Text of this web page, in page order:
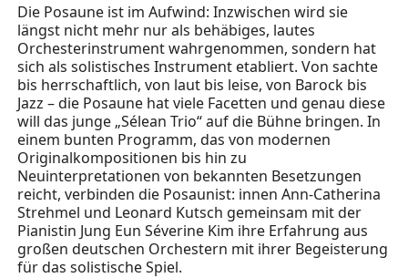
Die Posaune ist im Aufwind: Inzwischen wird sie
längst nicht mehr nur als behäbiges, lautes
Orchesterinstrument wahrgenommen, sondern hat
sich als solistisches Instrument etabliert. Von sachte
bis herrschaftlich, von laut bis leise, von Barock bis
Jazz – die Posaune hat viele Facetten und genau diese
will das junge „Sélean Trio“ auf die Bühne bringen. In
einem bunten Programm, das von modernen
Originalkompositionen bis hin zu
Neuinterpretationen von bekannten Besetzungen
reicht, verbinden die Posaunist: innen Ann-Catherina
Strehmel und Leonard Kutsch gemeinsam mit der
Pianistin Jung Eun Séverine Kim ihre Erfahrung aus
großen deutschen Orchestern mit ihrer Begeisterung
für das solistische Spiel.